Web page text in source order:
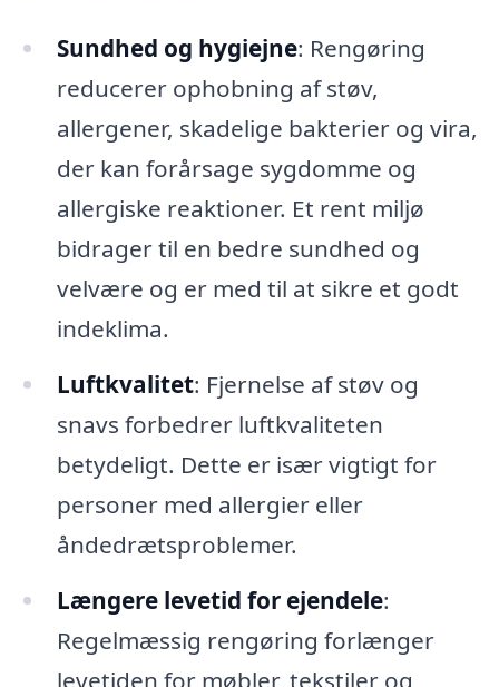
Sundhed og hygiejne: Rengøring
reducerer ophobning af støv,
allergener, skadelige bakterier og vira,
der kan forårsage sygdomme og
allergiske reaktioner. Et rent miljø
bidrager til en bedre sundhed og
velvære og er med til at sikre et godt
indeklima.
Luftkvalitet: Fjernelse af støv og
snavs forbedrer luftkvaliteten
betydeligt. Dette er især vigtigt for
personer med allergier eller
åndedrætsproblemer.
Længere levetid for ejendele:
Regelmæssig rengøring forlænger
levetiden for møbler, tekstiler og